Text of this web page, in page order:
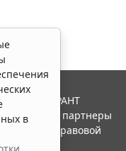
в
ГАРАНТ
и ее партнеры
правовой